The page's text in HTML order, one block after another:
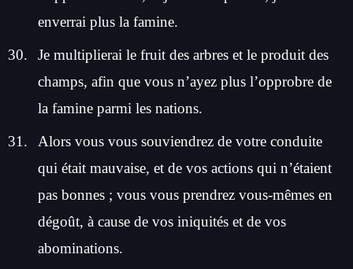
enverrai plus la famine.
Je multiplierai le fruit des arbres et le produit des
champs, afin que vous n’ayez plus l’opprobre de
la famine parmi les nations.
Alors vous vous souviendrez de votre conduite
qui était mauvaise, et de vos actions qui n’étaient
pas bonnes ; vous vous prendrez vous-mêmes en
dégoût, à cause de vos iniquités et de vos
abominations.